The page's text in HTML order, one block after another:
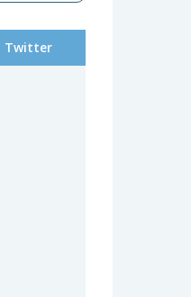
Twitter